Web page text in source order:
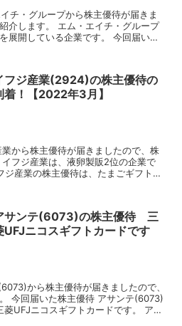
チ・グループから株主優待が届きま
介します。 エム・エイチ・グループ
展開している企業です。 今回届いた
フジ産業(2924)の株主優待の
着！【2022年3月】
から株主優待が届きましたので、株
フジ産業は、液卵製販2位の企業で
産業の株主優待は、たまごギフト券
サンテ(6073)の株主優待 三
UFJニコスギフトカードです
から株主優待が届きましたので、
今回届いた株主優待 アサンテ(6073)
UFJニコスギフトカードです。 アサ